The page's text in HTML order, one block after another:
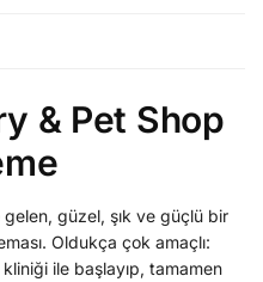
& Pet Shop
güzel, şık ve güçlü bir
Oldukça çok amaçlı:
ile başlayıp, tamamen